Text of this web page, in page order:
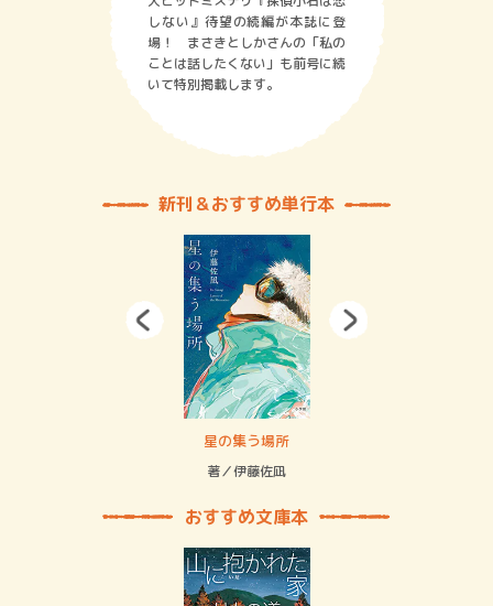
しない』待望の続編が本誌に登
場！ まさきとしかさんの「私の
ことは話したくない」も前号に続
いて特別掲載します。
新刊＆おすすめ単行本
星の集う場所
著／伊藤佐凪
おすすめ文庫本